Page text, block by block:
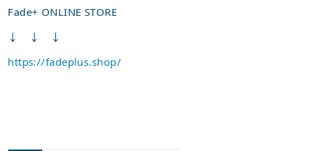
Fade+ ONLINE STORE
↓ ↓ ↓
https://fadeplus.shop/